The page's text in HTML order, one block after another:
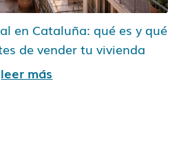
en Cataluña: qué es y qué
de vender tu vivienda
leer más